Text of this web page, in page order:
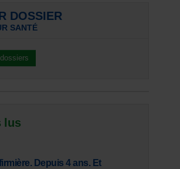
DOSSIER
SANTÉ
lus
Depuis 4 ans. Et